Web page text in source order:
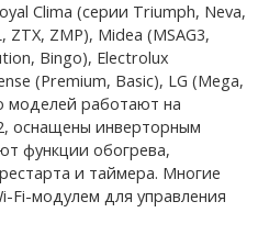
Clima (серии Triumph, Neva,
ZMP), Midea (MSAG3,
Bingo), Electrolux
(Premium, Basic), LG (Mega,
моделей работают на
оснащены инверторным
функции обогрева,
и таймера. Многие
Fi-модулем для управления